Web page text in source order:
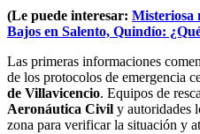
(Le puede interesar: Misteriosa
Bajos en Salento, Quindío:
Las primeras informaciones
de los protocolos de emergencia
de Villavicencio. Equipos de
Aeronáutica Civil y autoridades
zona para verificar la situación y